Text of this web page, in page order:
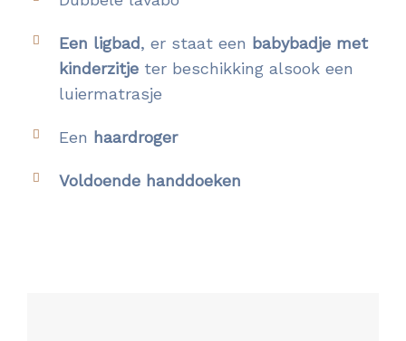
Een ligbad, er staat een babybadje met
kinderzitje ter beschikking alsook een
luiermatrasje
Een haardroger
Voldoende handdoeken